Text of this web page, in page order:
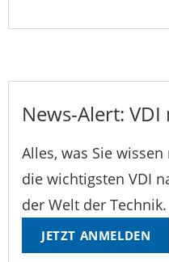
News-Alert:
Alles, was Sie
die wichtigsten VDI
der Welt der Technik.
JETZT ANMELDEN